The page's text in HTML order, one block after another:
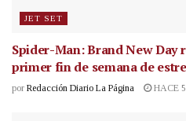
JET SET
Spider-Man: Brand New Day
primer fin de semana de
por Redacción Diario La Página HACE